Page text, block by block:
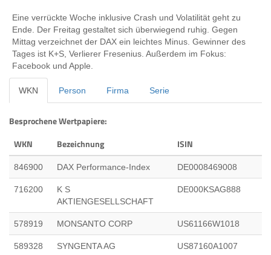
Eine verrückte Woche inklusive Crash und Volatilität geht zu
Ende. Der Freitag gestaltet sich überwiegend ruhig. Gegen
Mittag verzeichnet der DAX ein leichtes Minus. Gewinner des
Tages ist K+S, Verlierer Fresenius. Außerdem im Fokus:
Facebook und Apple.
WKN Person Firma Serie
Besprochene Wertpapiere:
WKN
Bezeichnung ISIN
846900 DAX Performance-Index DE0008469008
716200
K S
AKTIENGESELLSCHAFT
DE000KSAG888
578919 MONSANTO CORP US61166W1018
589328 SYNGENTA AG US87160A1007